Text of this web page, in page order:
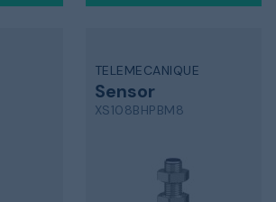
TELEMECANIQUE
Sensor
XS108BHPBM8